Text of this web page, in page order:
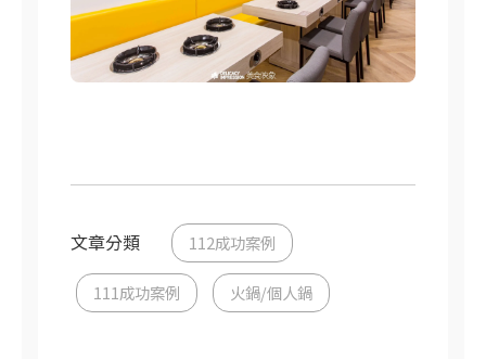
文章分類 112成功案例
111成功案例 火鍋/個人鍋